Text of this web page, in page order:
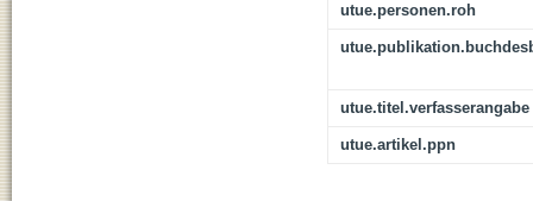
utue.personen.roh
utue.titel.verfasserangabe
utue.artikel.ppn